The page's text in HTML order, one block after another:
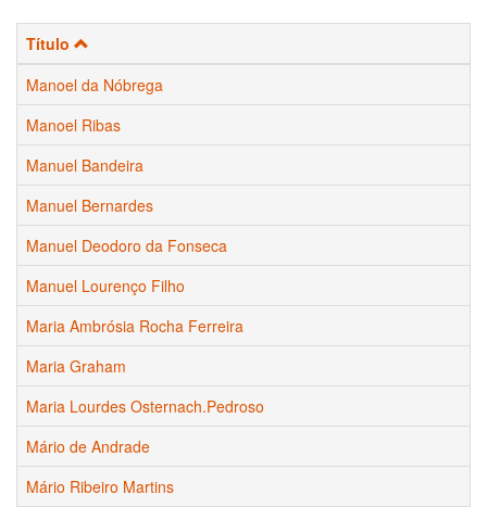
Título
Manoel da Nóbrega
Manoel Ribas
Manuel Bandeira
Manuel Bernardes
Manuel Deodoro da Fonseca
Manuel Lourenço Filho
Maria Ambrósia Rocha Ferreira
Maria Graham
Maria Lourdes Osternach.Pedroso
Mário de Andrade
Mário Ribeiro Martins